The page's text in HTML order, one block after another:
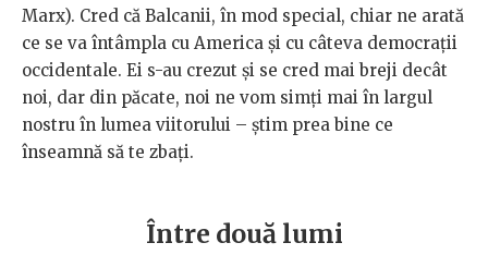
Marx). Cred că Balcanii, în mod special, chiar ne arată
ce se va întâmpla cu America și cu câteva democrații
occidentale. Ei s-au crezut și se cred mai breji decât
noi, dar din păcate, noi ne vom simți mai în largul
nostru în lumea viitorului – știm prea bine ce
înseamnă să te zbați.
Între două lumi